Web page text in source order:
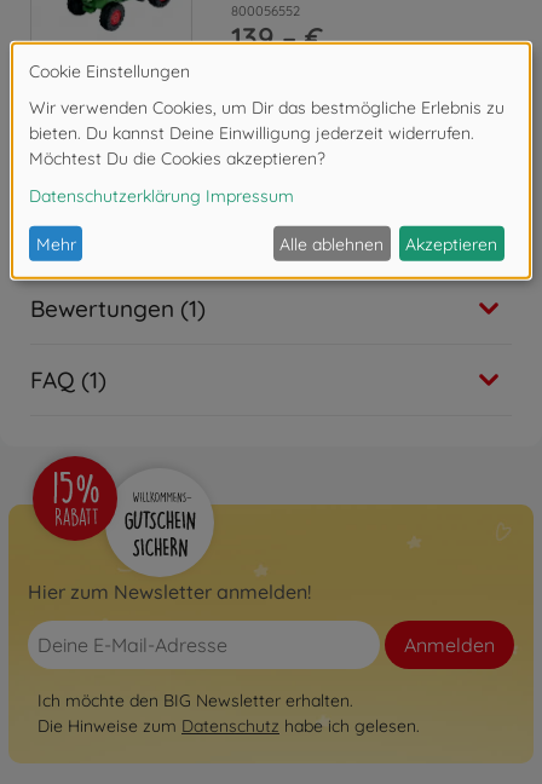
800056552
139,– €
Eicher
Eicher Diesel ED 16
Kindertraktor
129,– €
Bewertungen (1)
FAQ (1)
Hier zum Newsletter anmelden!
Anmelden
Ich möchte den BIG Newsletter erhalten.
Die Hinweise zum Datenschutz habe ich gelesen.